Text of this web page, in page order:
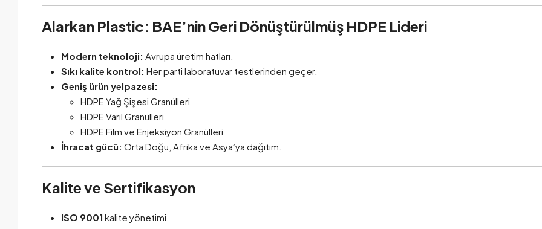
Alarkan Plastic: BAE’nin Geri Dönüştürülmüş HDPE Lideri
Modern teknoloji: Avrupa üretim hatları.
Sıkı kalite kontrol: Her parti laboratuvar testlerinden geçer.
Geniş ürün yelpazesi:
HDPE Yağ Şişesi Granülleri
HDPE Varil Granülleri
HDPE Film ve Enjeksiyon Granülleri
İhracat gücü: Orta Doğu, Afrika ve Asya’ya dağıtım.
Kalite ve Sertifikasyon
ISO 9001 kalite yönetimi.